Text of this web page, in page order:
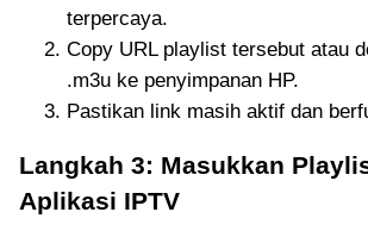
terpercaya.
Copy URL playlist tersebut atau
.m3u ke penyimpanan HP.
Pastikan link masih aktif dan
Langkah 3: Masukkan
Aplikasi IPTV